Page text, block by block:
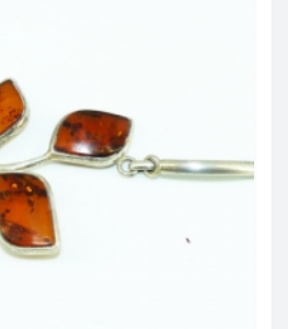
от "дьявольского глаза".
от электрического напряжения,
светом. Стабилизирует
успокаивающе, одухотворяет,
склонности.
: Сибирь, Южный Сахалин и